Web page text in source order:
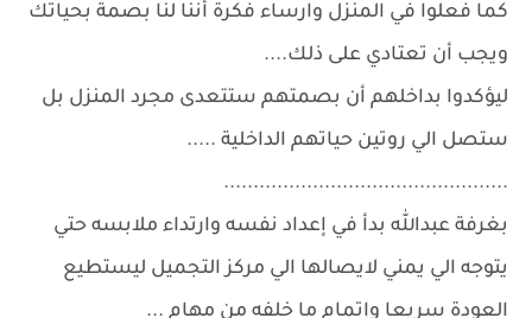
كما فعلوا في المنزل وارساء فكرة أننا لنا بصمة بحياتك
ويجب أن تعتادي على ذلك....
ليؤكدوا بداخلهم أن بصمتهم ستتعدى مجرد المنزل بل
ستصل الي روتين حياتهم الداخلية .....
................................................
بغرفة عبدالله بدأ في إعداد نفسه وارتداء ملابسه حتي
يتوجه الي يمني لايصالها الي مركز التجميل ليستطيع
العودة سريعا وإتمام ما خلفه من مهام ...